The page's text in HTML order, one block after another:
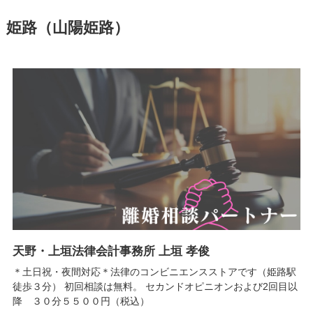
姫路（山陽姫路）
天野・上垣法律会計事務所 上垣 孝俊
＊土日祝・夜間対応＊法律のコンビニエンスストアです（姫路駅
徒歩３分） 初回相談は無料。 セカンドオピニオンおよび2回目以
降 ３０分５５００円（税込）